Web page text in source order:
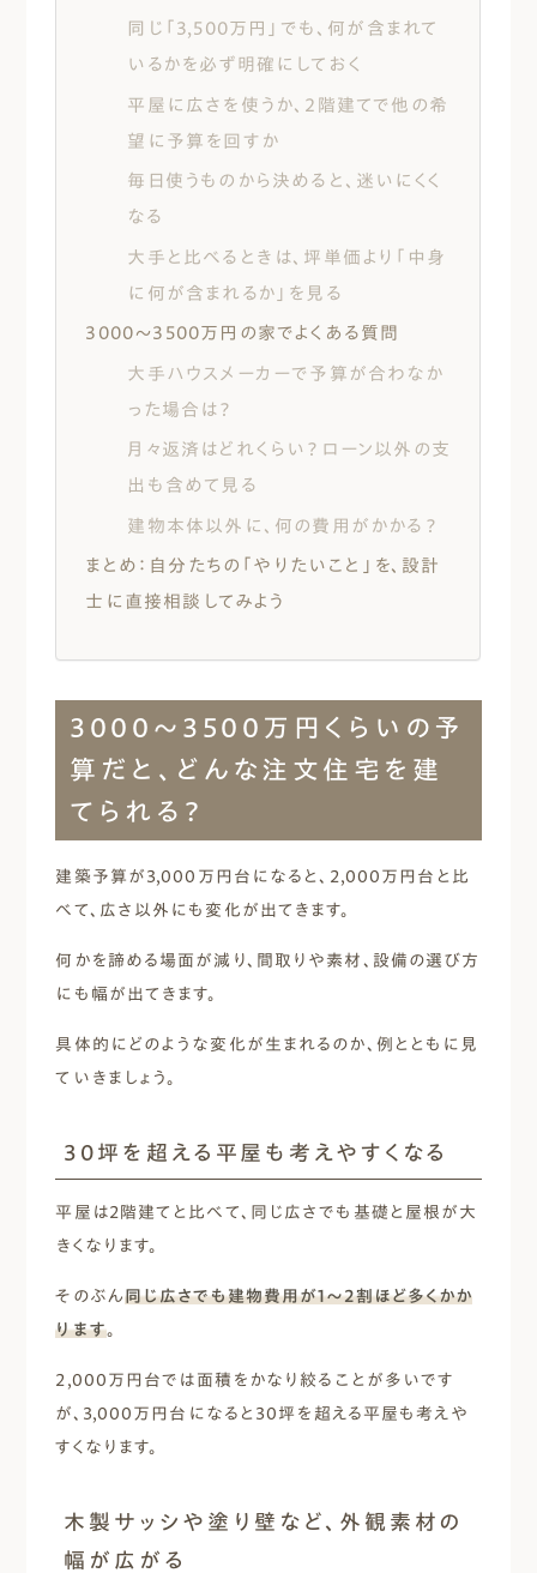
同じ「3,500万円」でも、何が含まれて
いるかを必ず明確にしておく
平屋に広さを使うか、2階建てで他の希
望に予算を回すか
毎日使うものから決めると、迷いにくく
なる
大手と比べるときは、坪単価より「中身
に何が含まれるか」を見る
3000〜3500万円の家でよくある質問
大手ハウスメーカーで予算が合わなか
った場合は？
月々返済はどれくらい？ローン以外の支
出も含めて見る
建物本体以外に、何の費用がかかる？
まとめ：自分たちの「やりたいこと」を、設計
士に直接相談してみよう
3000〜3500万円くらいの予
算だと、どんな注文住宅を建
てられる？
建築予算が3,000万円台になると、2,000万円台と比
べて、広さ以外にも変化が出てきます。
何かを諦める場面が減り、間取りや素材、設備の選び方
にも幅が出てきます。
具体的にどのような変化が生まれるのか、例とともに見
ていきましょう。
30坪を超える平屋も考えやすくなる
平屋は2階建てと比べて、同じ広さでも基礎と屋根が大
きくなります。
そのぶん同じ広さでも建物費用が1〜2割ほど多くかか
ります。
2,000万円台では面積をかなり絞ることが多いです
が、3,000万円台になると30坪を超える平屋も考えや
すくなります。
木製サッシや塗り壁など、外観素材の
幅が広がる